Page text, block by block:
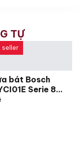
TỰ
seller
bát Bosch
Serie 8